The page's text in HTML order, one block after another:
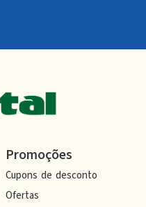
Promoções
Cupons de desconto
Ofertas